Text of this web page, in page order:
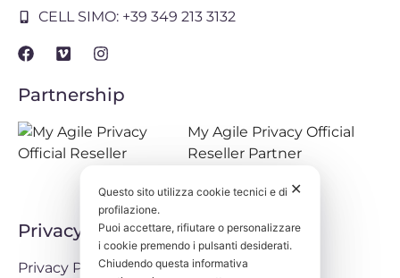
CELL SIMO: +39 349 213 3132
Partnership
My Agile Privacy Official
Reseller Partner
Privacy
Privacy Policy
✕
Questo sito utilizza cookie tecnici e di
profilazione.
Puoi accettare, rifiutare o personalizzare
i cookie premendo i pulsanti desiderati.
Chiudendo questa informativa